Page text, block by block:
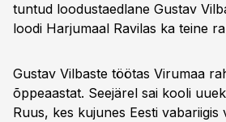
tuntud loodustaedlane Gustav
loodi Harjumaal Ravilas ka teine
Gustav Vilbaste töötas Virumaa
õppeaastat. Seejärel sai kooli
Ruus, kes kujunes Eesti vabariigis